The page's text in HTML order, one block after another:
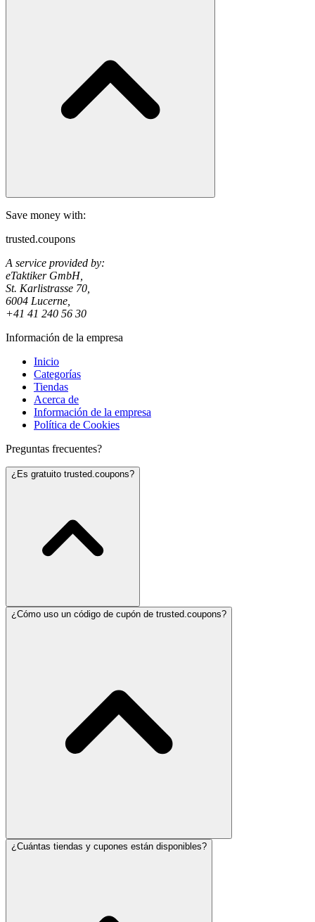
Save money with:
trusted.coupons
A service provided by:
eTaktiker GmbH,
St. Karlistrasse 70,
6004 Lucerne,
+41 41 240 56 30
Información de la empresa
Inicio
Categorías
Tiendas
Acerca de
Información de la empresa
Política de Cookies
Preguntas frecuentes?
¿Es gratuito trusted.coupons?
¿Cómo uso un código de cupón de trusted.coupons?
¿Cuántas tiendas y cupones están disponibles?